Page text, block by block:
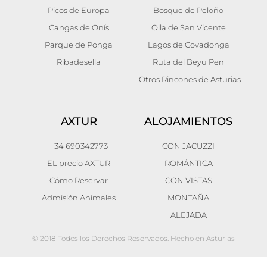
Picos de Europa
Cangas de Onís
Parque de Ponga
Ribadesella
Bosque de Peloño
Olla de San Vicente
Lagos de Covadonga
Ruta del Beyu Pen
Otros Rincones de Asturias
AXTUR
+34 690342773
EL precio AXTUR
Cómo Reservar
Admisión Animales
ALOJAMIENTOS
CON JACUZZI
ROMÁNTICA
CON VISTAS
MONTAÑA
ALEJADA
© 2018 Todos los Derechos Reservados. Hecho en Asturias